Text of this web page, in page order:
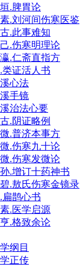
.脾胃论
.刘河间伤寒医鉴
.此事难知
.伤寒明理论
.仁斋直指方
类证活人书
心法
手镜
治法心要
.阴证略例
.普济本事方
.伤寒九十论
.伤寒发微论
.增订十药神书
.敖氏伤寒金镜录
扁鹊心书
.医学启源
.格致余论
纲目
正传